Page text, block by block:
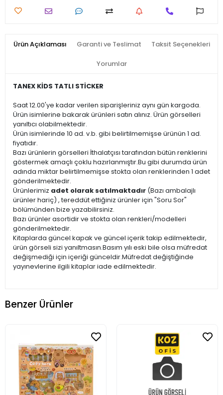
Ürün Açıklaması Garanti ve Teslimat Taksit Seçenekleri
Yorumlar
TANEX KİDS TATLI STİCKER
Saat 12.00'ye kadar verilen siparişleriniz aynı gün kargoda.
Ürün isimlerine bakarak ürünleri satın alınız. Ürün görselleri
yanıltıcı olabilmektedir.
Ürün isimlerinde 10 ad. v.b. gibi belirtilmemişse ürünün 1 ad.
fiyatıdır.
Bazı ürünlerin görselleri İthalatçısı tarafından bütün renklerini
göstermek amaçlı çoklu hazırlanmıştır.Bu gibi durumda ürün
adında miktar belirtilmemişse stokta olan renklerinden 1 adet
gönderilmektedir.
Ürünlerimiz adet olarak satılmaktadır (Bazı ambalajlı
ürünler hariç) , tereddüt ettiğiniz ürünler için "Soru Sor"
bölümünden bize yazabilirsiniz.
Bazı ürünler asortidir ve stokta olan renkleri/modelleri
gönderilmektedir.
Kitaplarda güncel kapak ve güncel içerik takip edilmektedir,
ürün görseli sizi yanıltmasın.Basım yılı eski bile olsa müfredat
değişmediği için içeriği günceldir.Müfredat değiştiğinde
yayınevlerine ilgili kitaplar iade edilmektedir.
Benzer Ürünler